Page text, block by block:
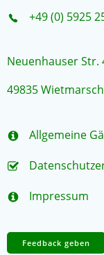
+49 (0) 5925
Neuenhauser Str.
49835
Allgemeine
Impressum
Feedback geben